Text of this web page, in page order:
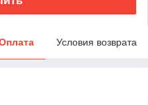
Условия возврата